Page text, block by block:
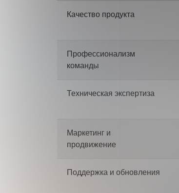
Качество продукта
Профессионализм
команды
Техническая экспертиза
Маркетинг и
продвижение
Поддержка и обновления